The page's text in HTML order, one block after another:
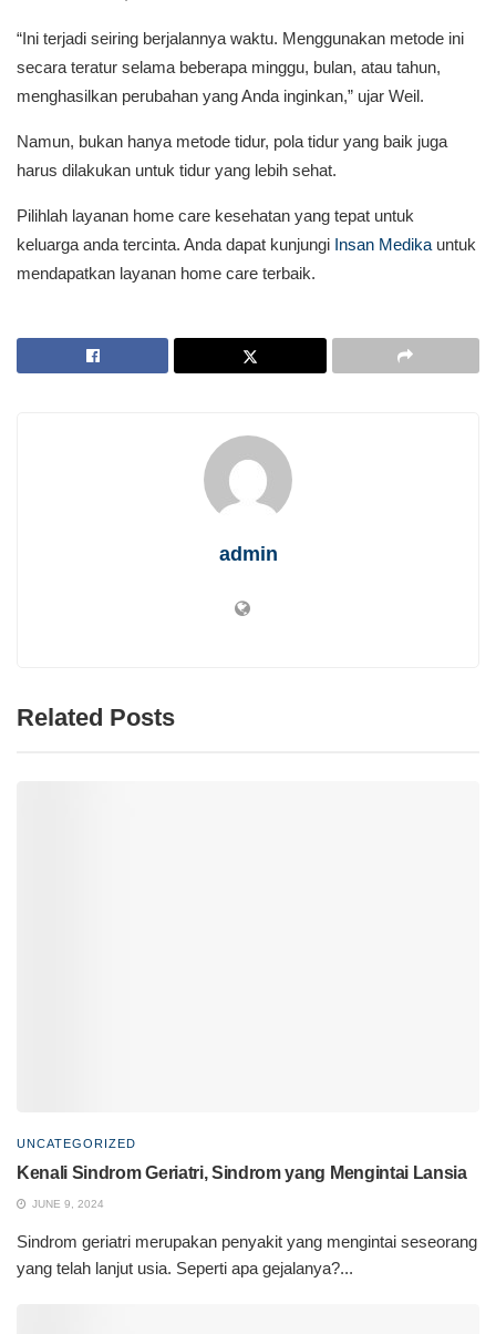
“Ini terjadi seiring berjalannya waktu. Menggunakan metode ini
secara teratur selama beberapa minggu, bulan, atau tahun,
menghasilkan perubahan yang Anda inginkan,” ujar Weil.
Namun, bukan hanya metode tidur, pola tidur yang baik juga
harus dilakukan untuk tidur yang lebih sehat.
Pilihlah layanan home care kesehatan yang tepat untuk
keluarga anda tercinta. Anda dapat kunjungi Insan Medika untuk
mendapatkan layanan home care terbaik.
admin
Related Posts
UNCATEGORIZED
Kenali Sindrom Geriatri, Sindrom yang Mengintai Lansia
JUNE 9, 2024
Sindrom geriatri merupakan penyakit yang mengintai seseorang
yang telah lanjut usia. Seperti apa gejalanya?...